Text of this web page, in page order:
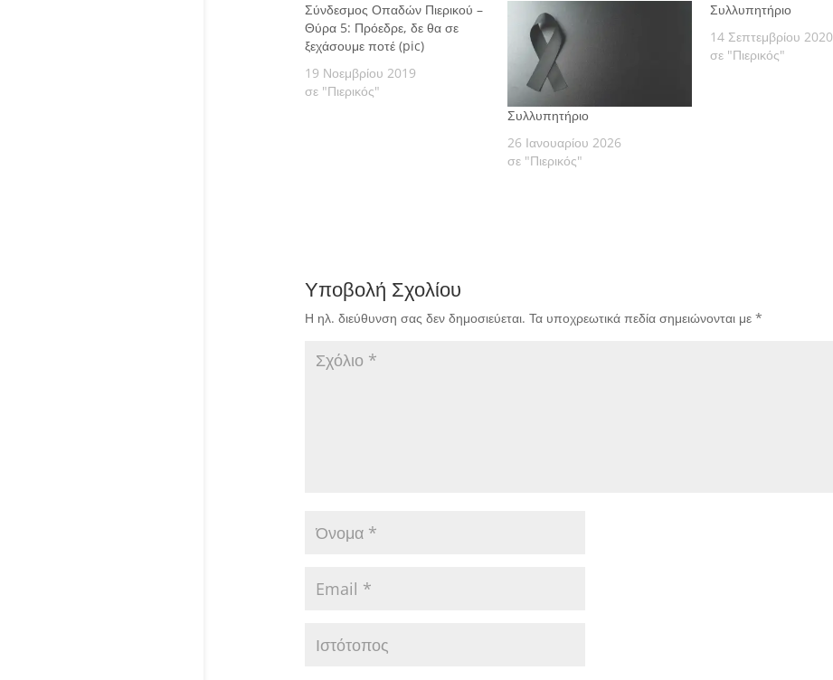
Σύνδεσμος Οπαδών Πιερικού –
Θύρα 5: Πρόεδρε, δε θα σε
ξεχάσουμε ποτέ (pic)
19 Νοεμβρίου 2019
σε "Πιερικός"
Συλλυπητήριο
26 Ιανουαρίου 2026
σε "Πιερικός"
Συλλυπητήριο
14 Σεπτεμβρίου 2020
σε "Πιερικός"
Υποβολή Σχολίου
Η ηλ. διεύθυνση σας δεν δημοσιεύεται. Τα υποχρεωτικά πεδία σημειώνονται με *